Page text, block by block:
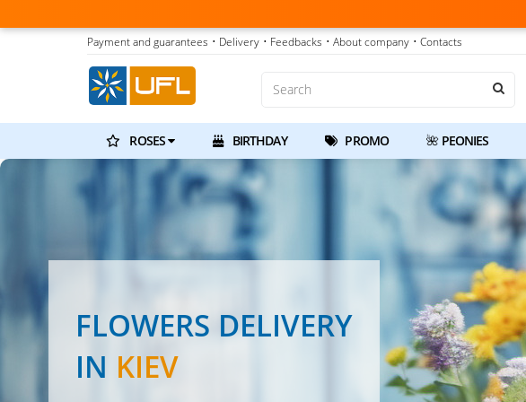
Payment and guarantees • Delivery • Feedbacks • About company • Contacts
ROSES BIRTHDAY PROMO 🌺 PEONIES
FLOWERS DELIVERY
IN KIEV